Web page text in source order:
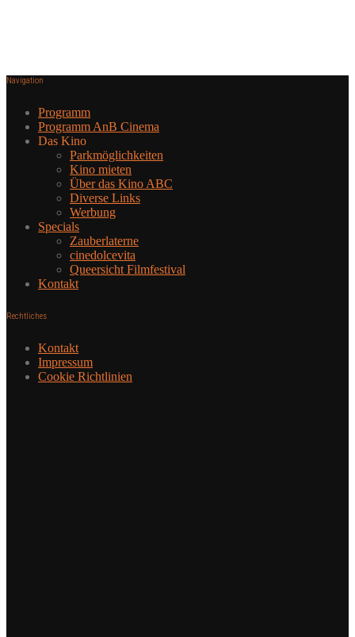
Navigation
Programm
Programm AnB Cinema
Das Kino
Parkmöglichkeiten
Kino mieten
Über das Kino ABC
Diverse Links
Werbung
Specials
Zauberlaterne
cinedolcevita
Queersicht Filmfestival
Kontakt
Rechtliches
Kontakt
Impressum
Cookie Richtlinien